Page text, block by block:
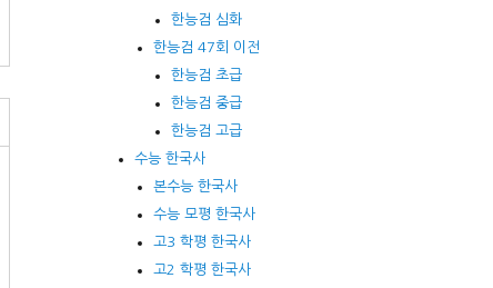
한능검 심화
한능검 47회 이전
한능검 초급
한능검 중급
한능검 고급
수능 한국사
본수능 한국사
수능 모평 한국사
고3 학평 한국사
고2 학평 한국사